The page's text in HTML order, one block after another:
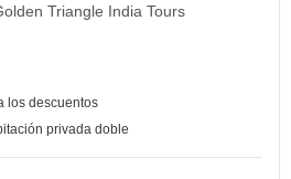
Triangle India Tours
los descuentos
privada doble